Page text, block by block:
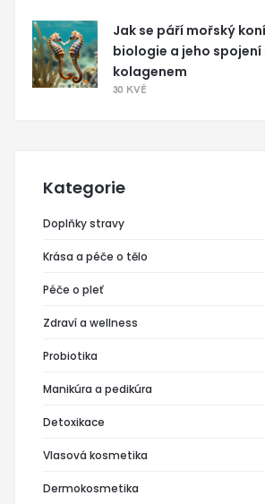
Jak se páří mořský
biologie a jeho spojení
kolagenem
30 KVĚ
Kategorie
Doplňky stravy
Krása a péče o tělo
Péče o pleť
Zdraví a wellness
Probiotika
Manikúra a pedikúra
Detoxikace
Vlasová kosmetika
Dermokosmetika